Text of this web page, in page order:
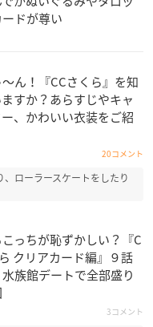
ードが尊い
ん！『CCさくら』を知
すか？あらすじやキャ
、かわいい衣装をご紹
20コメント
ローラースケートをしたり
っちが恥ずかしい？『C
クリアカード編』９話
族館デートで全部盛り
3コメント